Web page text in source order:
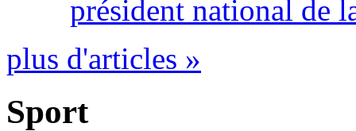
président national de
plus d'articles »
Sport